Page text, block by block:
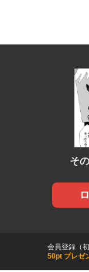
そ
会員登録（
50pt プレゼ